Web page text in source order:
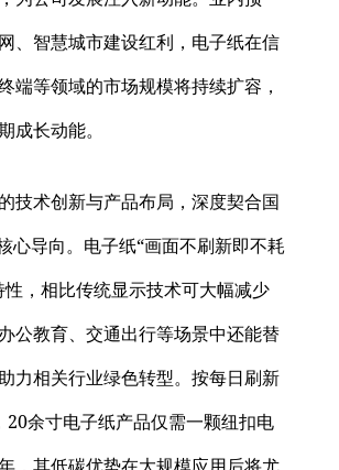
、智慧城市建设红利，电子纸在信
端等领域的市场规模将持续扩容，
成长动能。
技术创新与产品布局，深度契合国
心导向。电子纸“画面不刷新即不耗
性，相比传统显示技术可大幅减少
公教育、交通出行等场景中还能替
力相关行业绿色转型。按每日刷新
20余寸电子纸产品仅需一颗纽扣电
，其低碳优势在大规模应用后将尤